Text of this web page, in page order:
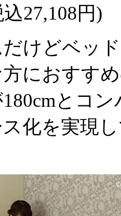
27,108円)
けどベッ
におすす
とコ
化を実現